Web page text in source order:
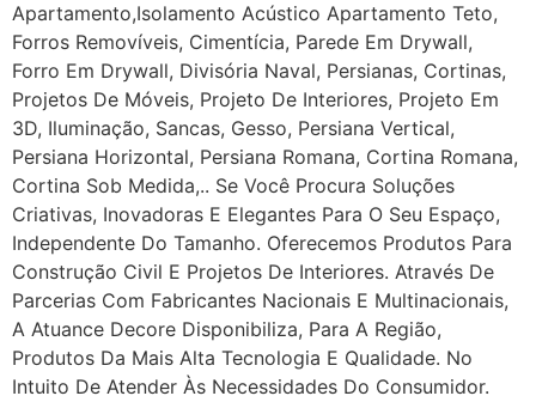
Apartamento,Isolamento Acústico Apartamento Teto,
Forros Removíveis, Cimentícia, Parede Em Drywall,
Forro Em Drywall, Divisória Naval, Persianas, Cortinas,
Projetos De Móveis, Projeto De Interiores, Projeto Em
3D, Iluminação, Sancas, Gesso, Persiana Vertical,
Persiana Horizontal, Persiana Romana, Cortina Romana,
Cortina Sob Medida,.. Se Você Procura Soluções
Criativas, Inovadoras E Elegantes Para O Seu Espaço,
Independente Do Tamanho. Oferecemos Produtos Para
Construção Civil E Projetos De Interiores. Através De
Parcerias Com Fabricantes Nacionais E Multinacionais,
A Atuance Decore Disponibiliza, Para A Região,
Produtos Da Mais Alta Tecnologia E Qualidade. No
Intuito De Atender Às Necessidades Do Consumidor.